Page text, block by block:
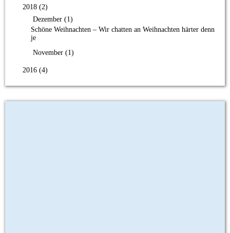
2018 (2)
Dezember (1)
Schöne Weihnachten – Wir chatten an Weihnachten härter denn
je
November (1)
2016 (4)